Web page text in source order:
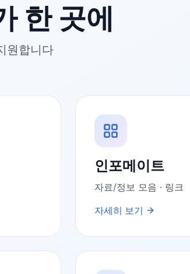
한 곳에
원합니다
인포메이트
자료/정보 모음 · 링크
자세히 보기